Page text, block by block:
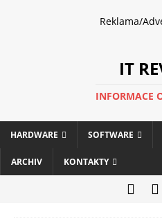
Reklama/
IT
INFORMACE
HARDWARE SOFTWARE
ARCHIV KONTAKTY